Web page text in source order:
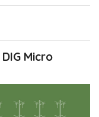
DIG Micro